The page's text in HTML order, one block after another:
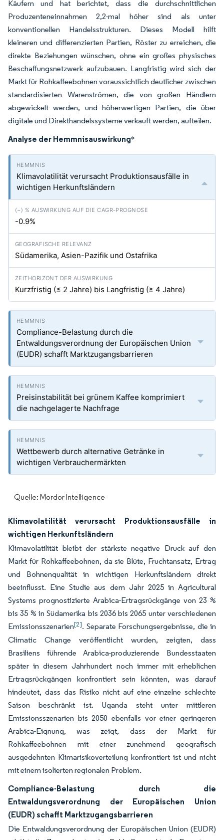
Käufern und hat berichtet, dass die durchschnittlichen
Produzenteneinnahmen 2,2-mal höher sind als unter
konventionellen Handelsstrukturen. Dieses Modell hilft
kleineren und differenzierten Partien, Röster zu erreichen, die
direkte Beziehungen wünschen, ohne ein großes physisches
Beschaffungsnetzwerk aufzubauen. Langfristig wird sich der
Markt für Rohkaffeebohnen voraussichtlich deutlicher zwischen
standardisierten Warenströmen, die von großen Händlern
abgewickelt werden, und höherwertigen Partien, die über
digitale und Direkthandelssysteme verkauft werden, aufteilen.
Analyse der Hemmnisauswirkung*
Klimavolatilität verursacht Produktionsausfälle in
wichtigen Herkunftsländern
-0.9%
Südamerika, Asien-Pazifik und Ostafrika
Kurzfristig (≤ 2 Jahre) bis Langfristig (≥ 4 Jahre)
Compliance-Belastung durch die
Entwaldungsverordnung der Europäischen Union
(EUDR) schafft Marktzugangsbarrieren
Preisinstabilität bei grünem Kaffee komprimiert
die nachgelagerte Nachfrage
Wettbewerb durch alternative Getränke in
wichtigen Verbrauchermärkten
Quelle: Mordor Intelligence
Klimavolatilität verursacht Produktionsausfälle in
wichtigen Herkunftsländern
Klimavolatilität bleibt der stärkste negative Druck auf den
Markt für Rohkaffeebohnen, da sie Blüte, Fruchtansatz, Ertrag
und Bohnenqualität in wichtigen Herkunftsländern direkt
beeinflusst. Eine Studie aus dem Jahr 2025 in Agricultural
Systems prognostizierte Arabica-Ertragsrückgänge von 23 %
bis 35 % in Südamerika bis 2036 bis 2065 unter verschiedenen
Emissionsszenarien[2]. Separate Forschungsergebnisse, die in
Climatic Change veröffentlicht wurden, zeigten, dass
Brasiliens führende Arabica-produzierende Bundesstaaten
später in diesem Jahrhundert noch immer mit erheblichen
Ertragsrückgängen konfrontiert sein könnten, was darauf
hindeutet, dass das Risiko nicht auf eine einzelne schlechte
Saison beschränkt ist. Uganda steht unter mittleren
Emissionsszenarien bis 2050 ebenfalls vor einer geringeren
Arabica-Eignung, was zeigt, dass der Markt für
Rohkaffeebohnen mit einer zunehmend geografisch
ausgedehnten Klimarisikoverteilung konfrontiert ist und nicht
mit einem isolierten regionalen Problem.
Compliance-Belastung durch die
Entwaldungsverordnung der Europäischen Union
(EUDR) schafft Marktzugangsbarrieren
Die Entwaldungsverordnung der Europäischen Union (EUDR)